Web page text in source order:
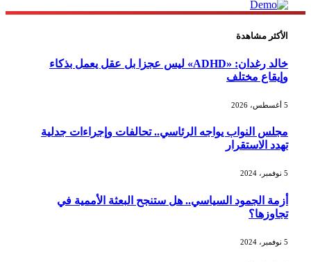
الأكثر مشاهدة
خالد رغدان: «ADHD» ليس عجزا بل عقل يعمل بذكاء
وإيقاع مختلف
مجلس النواب يواجه الرئاسي.. تحالفات وإجراءات جدلية
تهدد الاستقرار
أزمة الجمود السياسي.. هل ستنجح البعثة الأممية في
تجاوزها؟